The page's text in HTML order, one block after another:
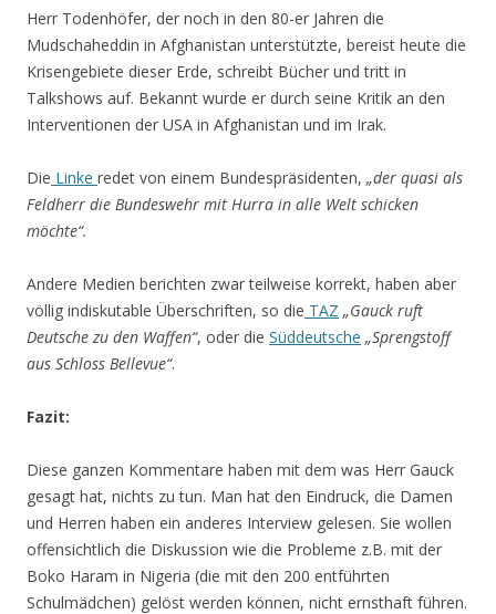
Herr Todenhöfer, der noch in den 80-er Jahren die
Mudschaheddin in Afghanistan unterstützte, bereist heute die
Krisengebiete dieser Erde, schreibt Bücher und tritt in
Talkshows auf. Bekannt wurde er durch seine Kritik an den
Interventionen der USA in Afghanistan und im Irak.
Die Linke redet von einem Bundespräsidenten, „der quasi als
Feldherr die Bundeswehr mit Hurra in alle Welt schicken
möchte“.
Andere Medien berichten zwar teilweise korrekt, haben aber
völlig indiskutable Überschriften, so die TAZ „Gauck ruft
Deutsche zu den Waffen“, oder die Süddeutsche „Sprengstoff
aus Schloss Bellevue“.
Fazit:
Diese ganzen Kommentare haben mit dem was Herr Gauck
gesagt hat, nichts zu tun. Man hat den Eindruck, die Damen
und Herren haben ein anderes Interview gelesen. Sie wollen
offensichtlich die Diskussion wie die Probleme z.B. mit der
Boko Haram in Nigeria (die mit den 200 entführten
Schulmädchen) gelöst werden können, nicht ernsthaft führen.